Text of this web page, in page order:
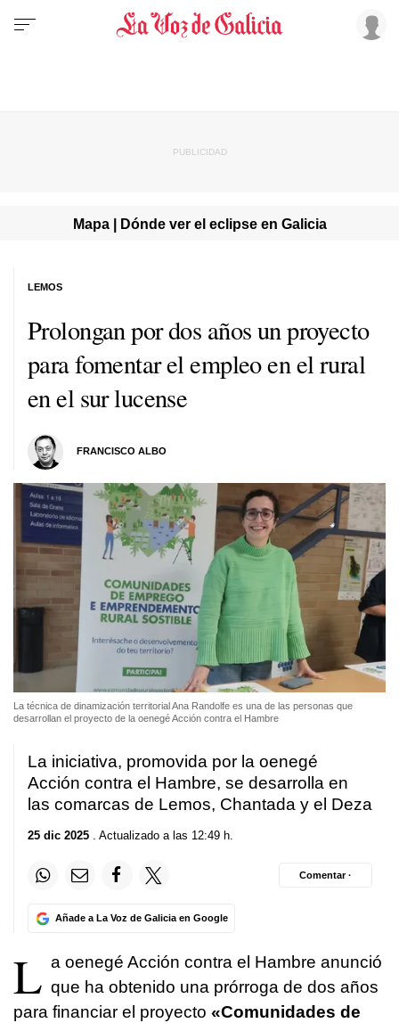
Mapa | Dónde ver el eclipse en Galicia
Prolongan por dos años un proyecto
para fomentar el empleo en el rural
en el sur lucense
FRANCISCO ALBO
LEMOS
La técnica de dinamización territorial Ana Randolfe es una de las personas que
desarrollan el proyecto de la oenegé Acción contra el Hambre
La iniciativa, promovida por la oenegé
Acción contra el Hambre, se desarrolla en
las comarcas de Lemos, Chantada y el Deza
25 dic 2025 . Actualizado a las 12:49 h.
Añade a La Voz de Galicia en Google
Comentar ·
L a oenegé Acción contra el Hambre anunció
que ha obtenido una prórroga de dos años
para financiar el proyecto «Comunidades de